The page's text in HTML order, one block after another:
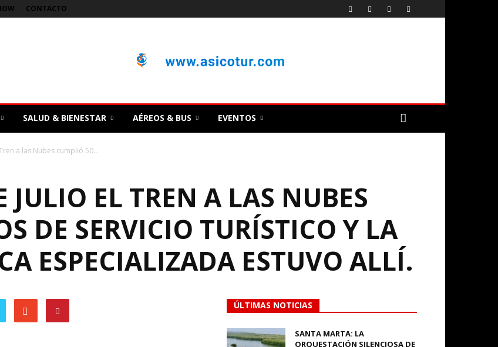
CONTACTO
SALUD & BIENESTAR AÉREOS & BUS EVENTOS
a las Nubes cumplió 50...
JULIO EL TREN A LAS NUBES
DE SERVICIO TURÍSTICO Y LA
ESPECIALIZADA ESTUVO ALLÍ.
ÚLTIMAS NOTICIAS
SANTA MARTA: LA
ORQUESTACIÓN SILENCIOSA DE